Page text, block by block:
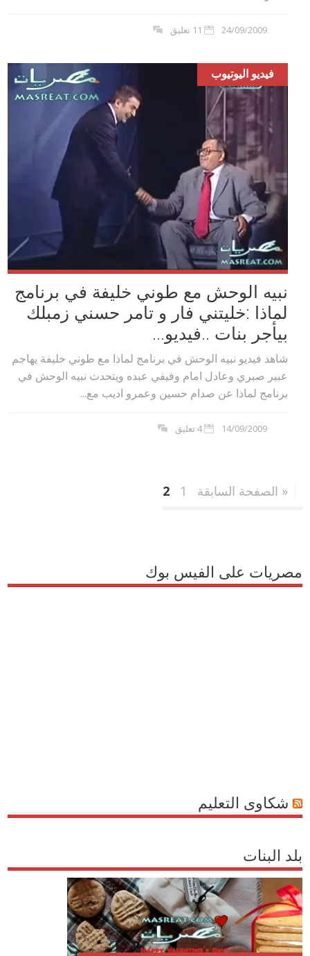
24/09/2009 11 تعليق
فيديو اليوتيوب
نبيه الوحش مع طوني خليفة في برنامج
لماذا :خليتني فار و تامر حسني زمبلك
بيأجر بنات ..فيديو...
شاهد فيديو نبيه الوحش في برنامج لماذا مع طوني خليفة يهاجم
عبير صبري وعادل امام وفيفي عبده ويتحدث نبيه الوحش في
برنامج لماذا عن صدام حسين وعمرو اديب مع...
14/09/2009 4 تعليق
« الصفحة السابقة 1
2
مصريات على الفيس بوك
شكاوى التعليم
بلد البنات